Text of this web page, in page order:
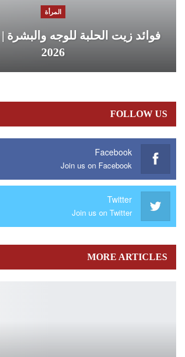
المرأة
فوائد زيت الحلبة للوجه
2026
FOLLOW US
Facebook
Join us on Facebook
Twitter
Join us on Twitter
MORE ARTICLES